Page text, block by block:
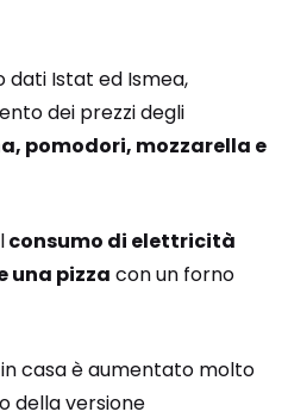
Istat ed Ismea,
dei prezzi degli
pomodori, mozzarella e
consumo di elettricità
una pizza con un forno
casa è aumentato molto
della versione